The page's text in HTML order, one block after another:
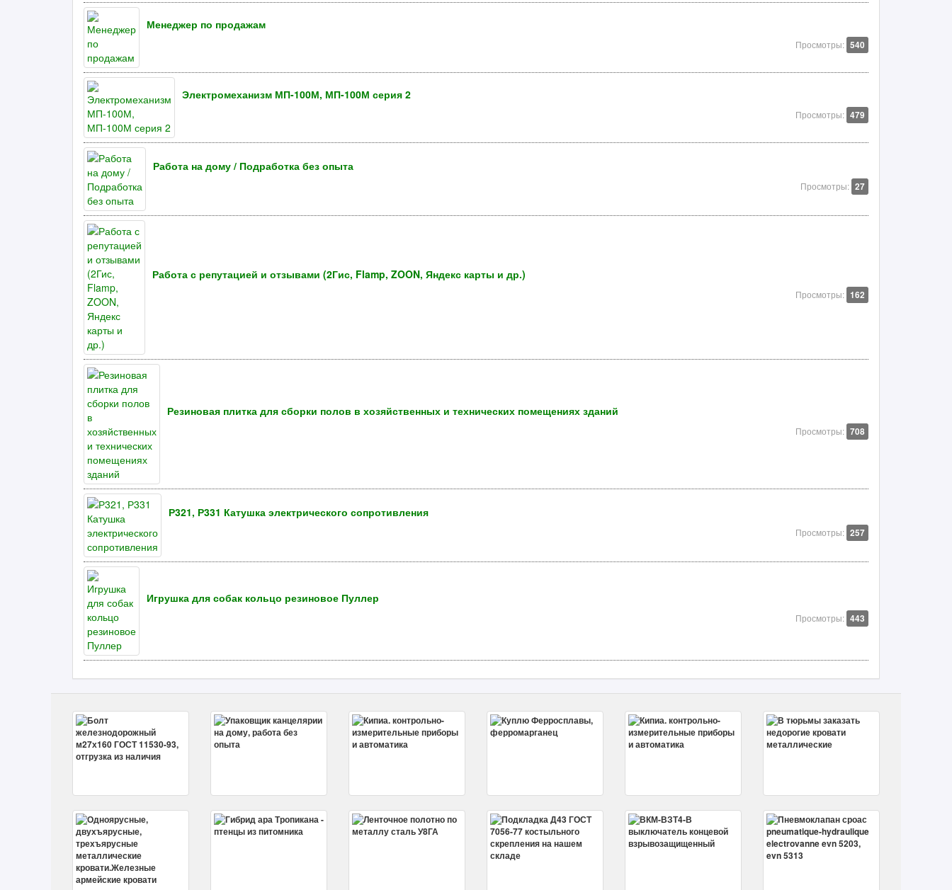
Менеджер по продажам
Просмотры: 540
Электромеханизм МП-100М, МП-100М серия 2
Просмотры: 479
Работа на дому / Подработка без опыта
Просмотры: 27
Работа с репутацией и отзывами (2Гис, Flamp, ZOON, Яндекс карты и др.)
Просмотры: 162
Резиновая плитка для сборки полов в хозяйственных и технических помещениях зданий
Просмотры: 708
Р321, Р331 Катушка электрического сопротивления
Просмотры: 257
Игрушка для собак кольцо резиновое Пуллер
Просмотры: 443